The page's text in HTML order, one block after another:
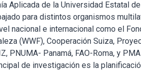
Aplicada de la Universidad Estatal de
para distintos organismos
nacional e internacional como el
(WWF), Cooperación Suiza,
PNUMA- Panamá, FAO-Roma, y
de investigación es la